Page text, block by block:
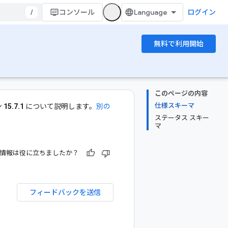
/ コンソール ログイン
無料で利用開始
このページの内容
仕様スキーマ
ステータス スキー
マ
15.7.1 について説明します。 別の
報は役に立ちましたか？
フィードバックを送信